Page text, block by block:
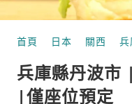
首頁 日本 關西 兵
兵庫縣丹波市
|僅座位預定